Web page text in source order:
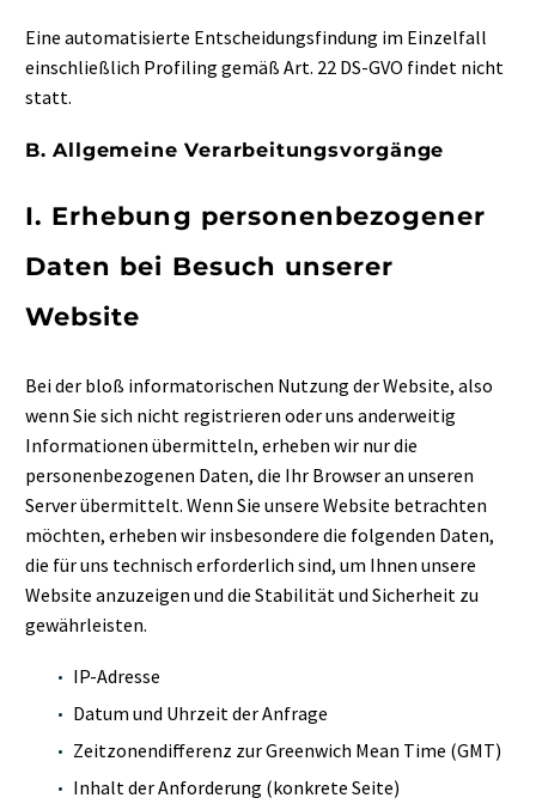
Eine automatisierte Entscheidungsfindung im Einzelfall
einschließlich Profiling gemäß Art. 22 DS-GVO findet nicht
statt.
B. Allgemeine Verarbeitungsvorgänge
I. Erhebung personenbezogener
Daten bei Besuch unserer
Website
Bei der bloß informatorischen Nutzung der Website, also
wenn Sie sich nicht registrieren oder uns anderweitig
Informationen übermitteln, erheben wir nur die
personenbezogenen Daten, die Ihr Browser an unseren
Server übermittelt. Wenn Sie unsere Website betrachten
möchten, erheben wir insbesondere die folgenden Daten,
die für uns technisch erforderlich sind, um Ihnen unsere
Website anzuzeigen und die Stabilität und Sicherheit zu
gewährleisten.
IP-Adresse
Datum und Uhrzeit der Anfrage
Zeitzonendifferenz zur Greenwich Mean Time (GMT)
Inhalt der Anforderung (konkrete Seite)